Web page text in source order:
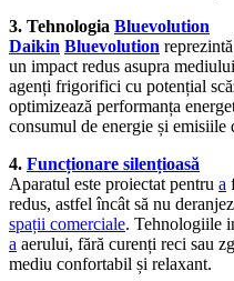
3. Tehnologia Bluevolution
Daikin Bluevolution
un impact redus asupra
agenți frigorifici cu potențial
optimizează performanța
consumul de energie și emisiile
4. Funcționare silențioasă
Aparatul este proiectat pentru a
redus, astfel încât să nu
spații comerciale. Tehnologiile
a aerului, fără curenți reci sau
mediu confortabil și relaxant.